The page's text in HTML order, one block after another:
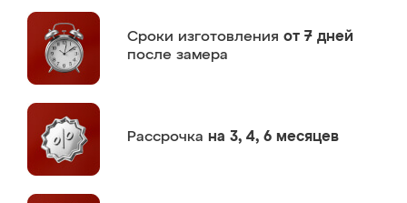
Сроки изготовления от 7 дней
после замера
Рассрочка на 3, 4, 6 месяцев